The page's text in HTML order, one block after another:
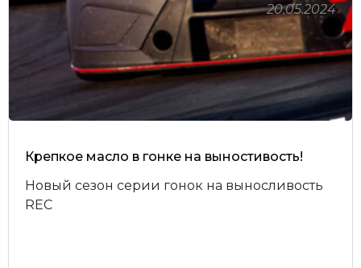
Личный кабинет
Крепкое масло в гонке на выностивость!
Новый сезон серии гонок на выносливость
REC
20.05.2024